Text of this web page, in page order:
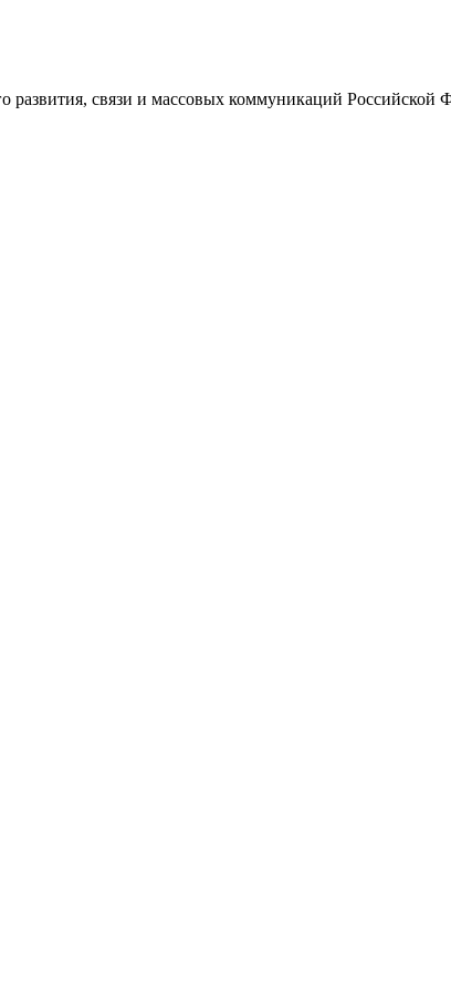
связи и массовых коммуникаций Российской